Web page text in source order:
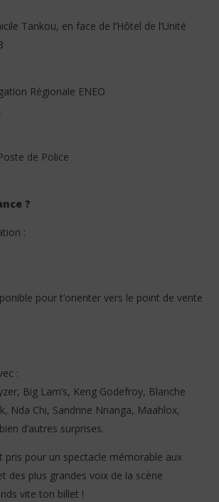
Tankou, en face de l’Hôtel de l’Unité
Régionale ENEO
de Police
?
:
pour t’orienter vers le point de vente
:
Big Lam’s, Keng Godefroy, Blanche
Nda Chi, Sandrine Nnanga, Maahlox,
d’autres surprises.
pris pour un spectacle mémorable aux
des plus grandes voix de la scène
vite ton billet !